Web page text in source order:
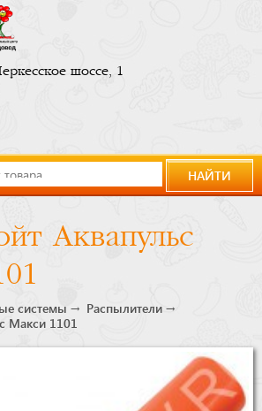
шоссе, 1
НАЙТИ
Аквапульс
системы
Распылители
Макси 1101